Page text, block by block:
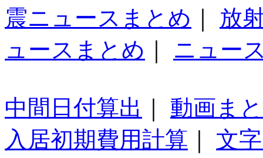
震ニュースまとめ
放
ュースまとめ
ニュー
中間日付算出
動画ま
入居初期費用計算
文